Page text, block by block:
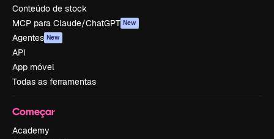
Conteúdo de stock
MCP para Claude/ChatGPT New
Agentes New
API
App móvel
Todas as ferramentas
Começar
Academy